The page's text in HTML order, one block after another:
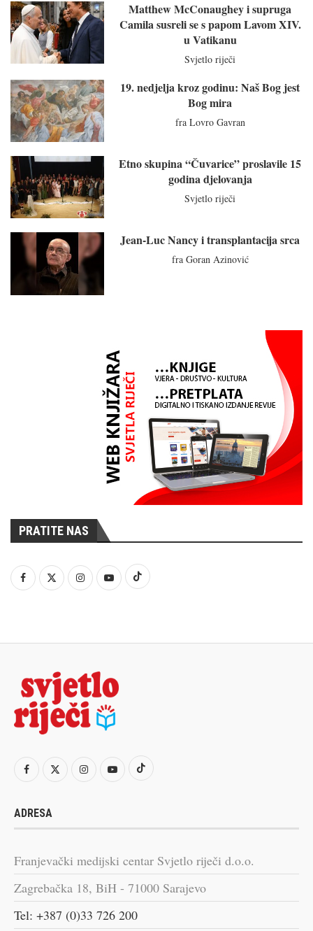
Matthew McConaughey i supruga
Camila susreli se s papom Lavom XIV.
u Vatikanu
Svjetlo riječi
19. nedjelja kroz godinu: Naš Bog jest
Bog mira
fra Lovro Gavran
Etno skupina “Čuvarice” proslavile 15
godina djelovanja
Svjetlo riječi
Jean-Luc Nancy i transplantacija srca
fra Goran Azinović
PRATITE NAS
ADRESA
Franjevački medijski centar Svjetlo riječi d.o.o.
Zagrebačka 18, BiH - 71000 Sarajevo
Tel: +387 (0)33 726 200